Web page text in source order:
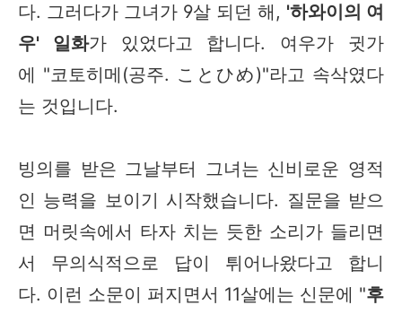
다. 그러다가 그녀가 9살 되던 해, '하와이의 여
우' 일화가 있었다고 합니다. 여우가 귓가
에 "코토히메(공주. ことひめ)"라고 속삭였다
는 것입니다.
빙의를 받은 그날부터 그녀는 신비로운 영적
인 능력을 보이기 시작했습니다. 질문을 받으
면 머릿속에서 타자 치는 듯한 소리가 들리면
서 무의식적으로 답이 튀어나왔다고 합니
다. 이런 소문이 퍼지면서 11살에는 신문에 "후